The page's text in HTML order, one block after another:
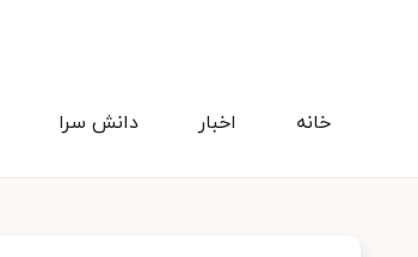
دانش سرا اخبار خانه